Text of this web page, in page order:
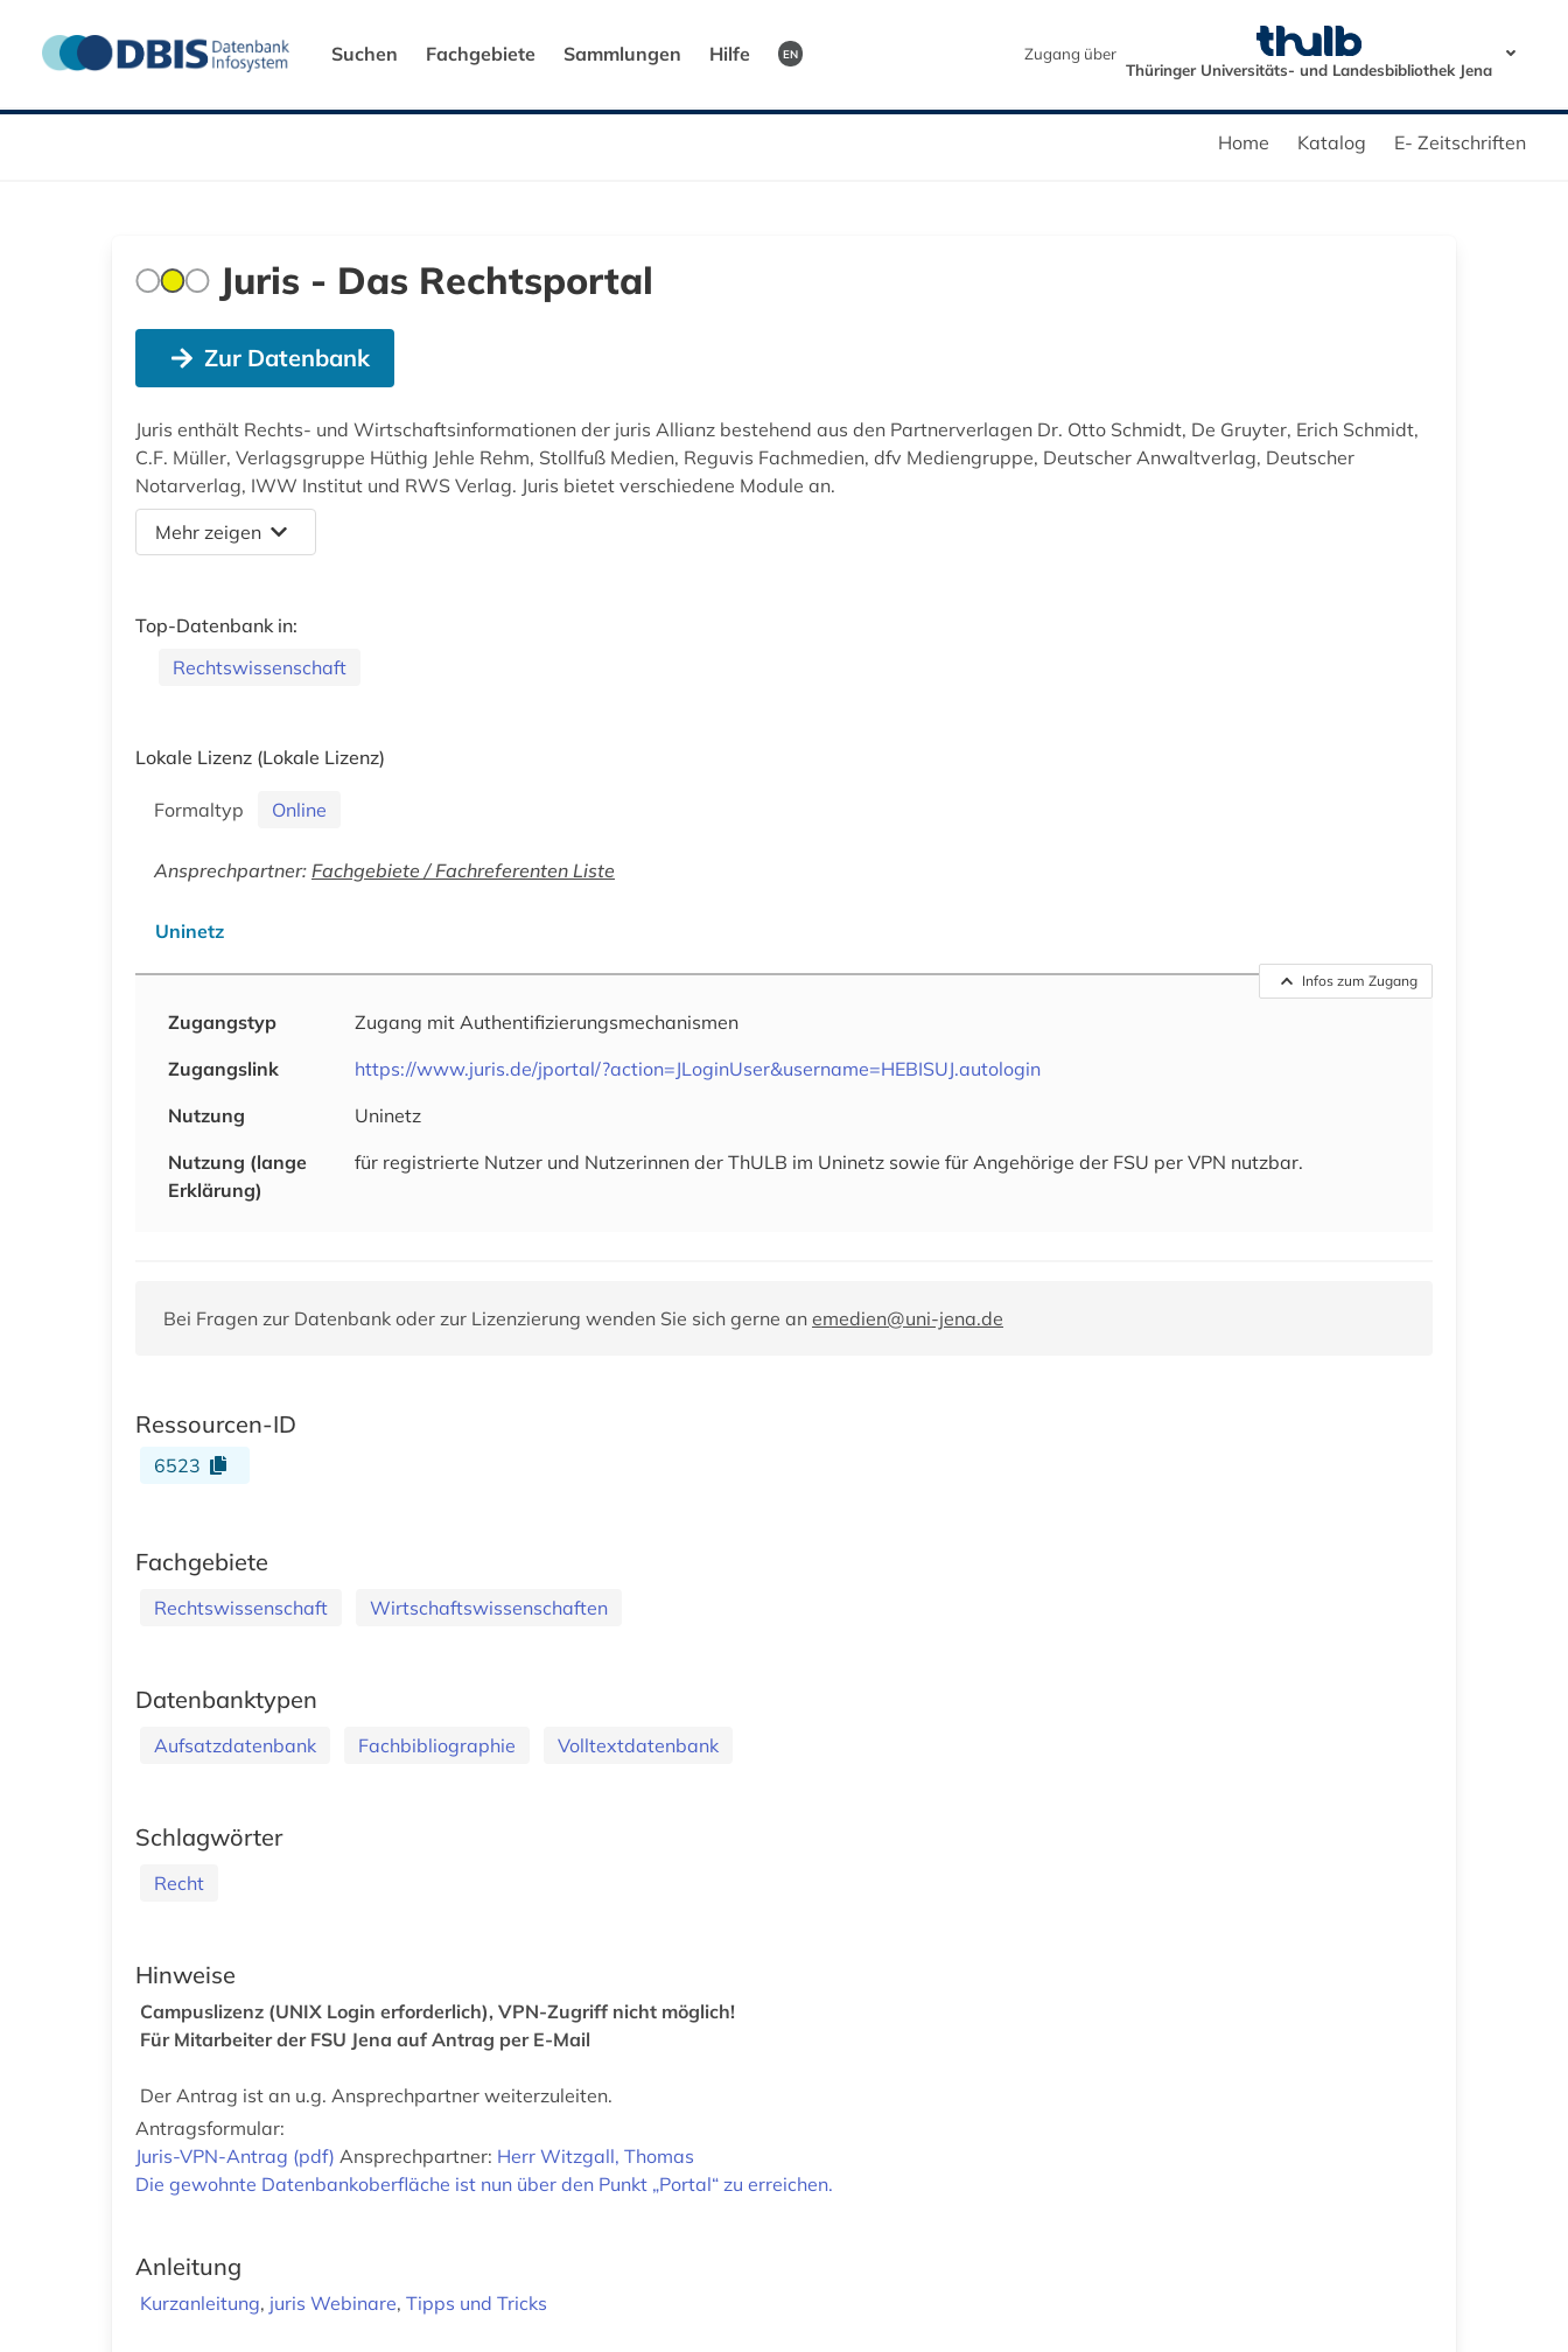
Suchen Fachgebiete Sammlungen Hilfe EN
Zugang über
Thüringer Universitäts- und Landesbibliothek Jena
Home Katalog E- Zeitschriften
Juris - Das Rechtsportal
Zur Datenbank
Juris enthält Rechts- und Wirtschaftsinformationen der juris Allianz bestehend aus den Partnerverlagen Dr. Otto Schmidt, De Gruyter, Erich Schmidt,
C.F. Müller, Verlagsgruppe Hüthig Jehle Rehm, Stollfuß Medien, Reguvis Fachmedien, dfv Mediengruppe, Deutscher Anwaltverlag, Deutscher
Notarverlag, IWW Institut und RWS Verlag. Juris bietet verschiedene Module an.
Mehr zeigen
Top-Datenbank in:
Rechtswissenschaft
Lokale Lizenz (Lokale Lizenz)
Formaltyp Online
Ansprechpartner: Fachgebiete / Fachreferenten Liste
Uninetz
Infos zum Zugang
Zugangstyp
Zugang mit Authentifizierungsmechanismen
Zugangslink
https://www.juris.de/jportal/?action=JLoginUser&username=HEBISUJ.autologin
Nutzung
Uninetz
Nutzung (lange
Erklärung)
für registrierte Nutzer und Nutzerinnen der ThULB im Uninetz sowie für Angehörige der FSU per VPN nutzbar.
Bei Fragen zur Datenbank oder zur Lizenzierung wenden Sie sich gerne an emedien@uni-jena.de
Ressourcen-ID
6523
Fachgebiete
Rechtswissenschaft Wirtschaftswissenschaften
Datenbanktypen
Aufsatzdatenbank Fachbibliographie Volltextdatenbank
Schlagwörter
Recht
Hinweise
Campuslizenz (UNIX Login erforderlich), VPN-Zugriff nicht möglich!
Für Mitarbeiter der FSU Jena auf Antrag per E-Mail
Der Antrag ist an u.g. Ansprechpartner weiterzuleiten.
Antragsformular:
Juris-VPN-Antrag (pdf) Ansprechpartner: Herr Witzgall, Thomas
Die gewohnte Datenbankoberfläche ist nun über den Punkt „Portal“ zu erreichen.
Anleitung
Kurzanleitung, juris Webinare, Tipps und Tricks